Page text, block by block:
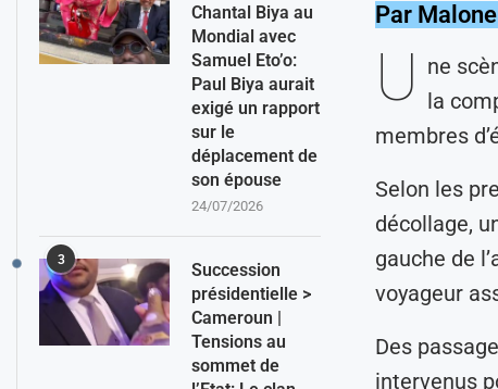
Par
U ne
la
membres
Selon les
décollage,
gauche de
voyageur
Des
intervenus
Chantal Biya au
Mondial avec
Samuel Eto’o:
Paul Biya aurait
exigé un rapport
sur le
déplacement de
son épouse
24/07/2026
3
Succession
présidentielle >
Cameroun |
Tensions au
sommet de